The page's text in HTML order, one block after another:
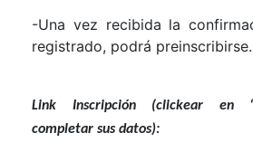
-Una vez recibida la
registrado, podrá preinscribirse.
Link Inscripción (clickear en
completar sus datos):